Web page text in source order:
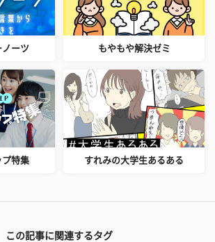
ーツ もやもや解決ゼミ
プ特集 すれみの大学生あるある
この記事に関連するタグ